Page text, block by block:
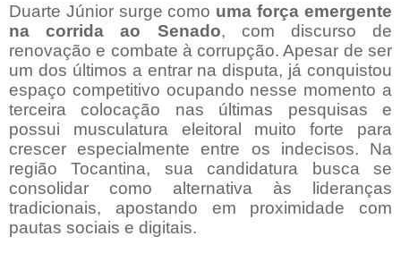
Duarte Júnior surge como uma força emergente
na corrida ao Senado, com discurso de
renovação e combate à corrupção. Apesar de ser
um dos últimos a entrar na disputa, já conquistou
espaço competitivo ocupando nesse momento a
terceira colocação nas últimas pesquisas e
possui musculatura eleitoral muito forte para
crescer especialmente entre os indecisos. Na
região Tocantina, sua candidatura busca se
consolidar como alternativa às lideranças
tradicionais, apostando em proximidade com
pautas sociais e digitais.